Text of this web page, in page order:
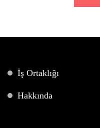
İş Ortaklığı
Hakkında